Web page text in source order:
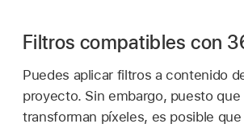
Filtros compatibles con
Puedes aplicar filtros a contenido
proyecto. Sin embargo, puesto
transforman píxeles, es posible que